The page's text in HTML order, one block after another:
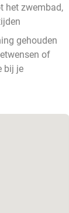
het zwembad,
gehouden
of
bij je